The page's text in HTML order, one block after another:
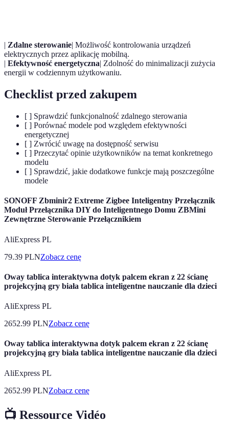
| Zdalne sterowanie| Możliwość kontrolowania urządzeń
elektrycznych przez aplikację mobilną.
| Efektywność energetyczna| Zdolność do minimalizacji zużycia
energii w codziennym użytkowaniu.
Checklist przed zakupem
[ ] Sprawdzić funkcjonalność zdalnego sterowania
[ ] Porównać modele pod względem efektywności
energetycznej
[ ] Zwrócić uwagę na dostępność serwisu
[ ] Przeczytać opinie użytkowników na temat konkretnego
modelu
[ ] Sprawdzić, jakie dodatkowe funkcje mają poszczególne
modele
SONOFF Zbminir2 Extreme Zigbee Inteligentny Przełącznik
Moduł Przełącznika DIY do Inteligentnego Domu ZBMini
Zewnętrzne Sterowanie Przełącznikiem
AliExpress PL
79.39 PLNZobacz cenę
Oway tablica interaktywna dotyk palcem ekran z 22 ścianę
projekcyjną gry biała tablica inteligentne nauczanie dla dzieci
AliExpress PL
2652.99 PLNZobacz cenę
Oway tablica interaktywna dotyk palcem ekran z 22 ścianę
projekcyjną gry biała tablica inteligentne nauczanie dla dzieci
AliExpress PL
2652.99 PLNZobacz cenę
📺 Ressource Vidéo